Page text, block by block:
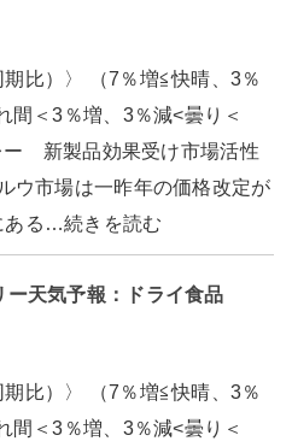
期比）〉 （7％増≦快晴、3％
間＜3％増、3％減<曇り＜
新製品効果受け市場活性
ウ市場は一昨年の価格改定が
ある…続きを読む
天気予報：ドライ食品
期比）〉 （7％増≦快晴、3％
間＜3％増、3％減<曇り＜